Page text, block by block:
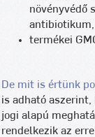
növényvédő
antibiotikum,
termékei
De mit is értünk
is adható
jogi alapú
rendelkezik az